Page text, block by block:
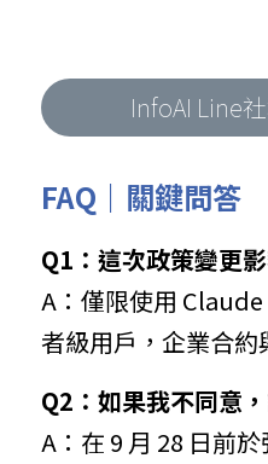
InfoAI Line
FAQ｜關鍵問答
Q1：這次政策變更
A：僅限使用
者級用戶，企業合約
Q2：如果我不同意
A：在 9 月 28 日前